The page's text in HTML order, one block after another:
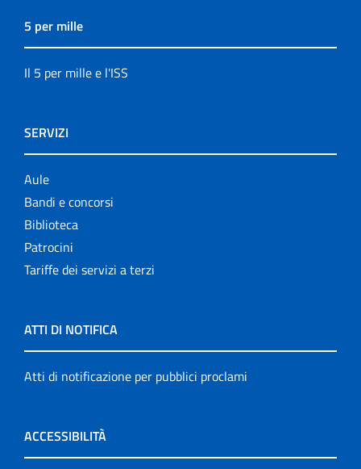
5 per mille
Il 5 per mille e l'ISS
SERVIZI
Aule
Bandi e concorsi
Biblioteca
Patrocini
Tariffe dei servizi a terzi
ATTI DI NOTIFICA
Atti di notificazione per pubblici proclami
ACCESSIBILITÀ